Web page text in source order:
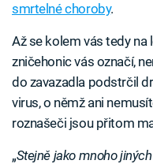
smrtelné choroby.
Až se kolem vás tedy
zničehonic vás označí,
do zavazadla podstrčil
virus, o němž ani
roznašeči jsou přitom
„Stejně jako mnoho